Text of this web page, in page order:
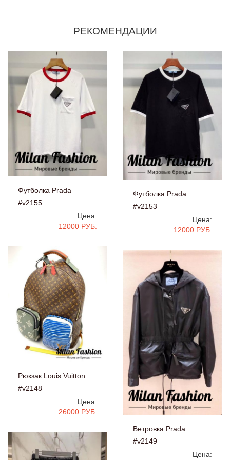
РЕКОМЕНДАЦИИ
Футболка Prada
#v2155
Цена:
12000 РУБ.
Футболка Prada
#v2153
Цена:
12000 РУБ.
Рюкзак Louis Vuitton
#v2148
Цена:
26000 РУБ.
Ветровка Prada
#v2149
Цена: